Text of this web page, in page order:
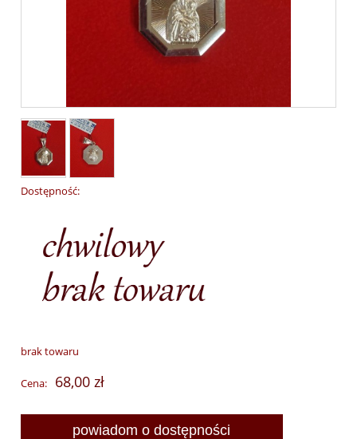
Dostępność:
brak towaru
Cena: 68,00 zł
powiadom o dostępności